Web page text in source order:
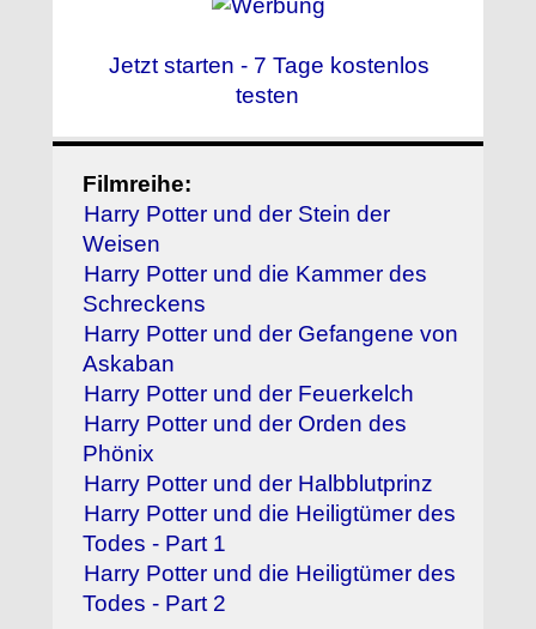
Jetzt starten - 7 Tage kostenlos
testen
Filmreihe:
Harry Potter und der Stein der
Weisen
Harry Potter und die Kammer des
Schreckens
Harry Potter und der Gefangene von
Askaban
Harry Potter und der Feuerkelch
Harry Potter und der Orden des
Phönix
Harry Potter und der Halbblutprinz
Harry Potter und die Heiligtümer des
Todes - Part 1
Harry Potter und die Heiligtümer des
Todes - Part 2